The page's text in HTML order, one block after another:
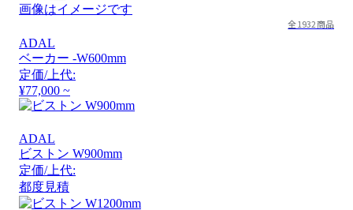
画像はイメージです
全1932商品
ADAL
ベーカー -W600mm
定価/上代:
¥77,000 ~
ADAL
ビストン W900mm
定価/上代:
都度見積